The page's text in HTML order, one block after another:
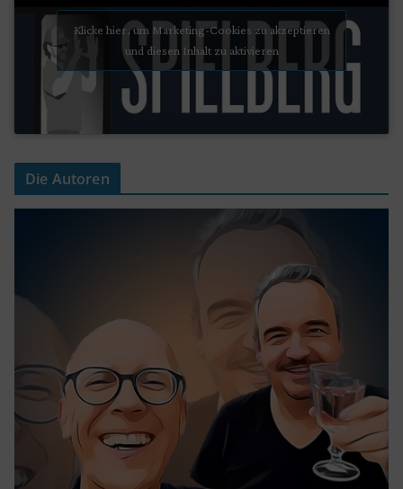
Klicke hier, um Marketing-Cookies zu akzeptieren
und diesen Inhalt zu aktivieren
Die Autoren